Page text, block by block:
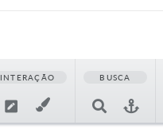
INTERAÇÃO BUSCA